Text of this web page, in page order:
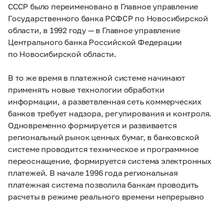
СССР было переименовано в Главное управление
Государственного банка РСФСР по Новосибирской
области, в 1992 году — в Главное управление
Центрального банка Российской Федерации
по Новосибирской области.
В то же время в платежной системе начинают
применять новые технологии обработки
информации, а разветвленная сеть коммерческих
банков требует надзора, регулирования и контроля.
Одновременно формируется и развивается
региональный рынок ценных бумаг, в банковской
системе проводится техническое и программное
переоснащение, формируется система электронных
платежей. В начале 1996 года региональная
платежная система позволила банкам проводить
расчеты в режиме реального времени непрерывно